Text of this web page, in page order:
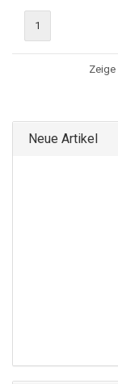
1
Zeige
Neue Artikel